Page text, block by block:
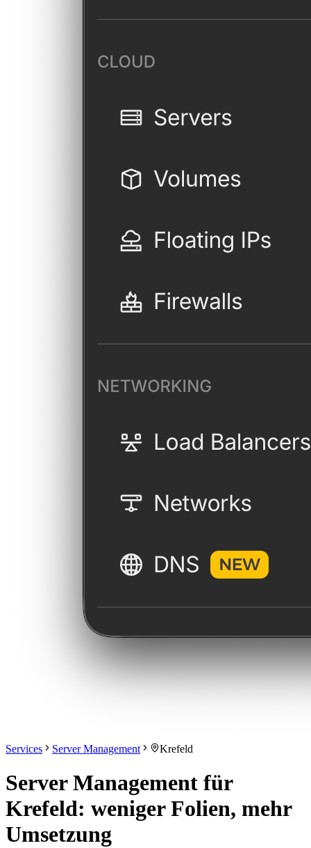
Services Server Management Krefeld
Server Management für
Krefeld: weniger Folien, mehr
Umsetzung